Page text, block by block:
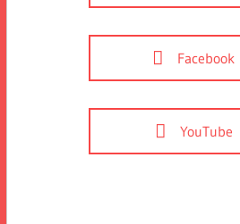
Facebook
YouTube